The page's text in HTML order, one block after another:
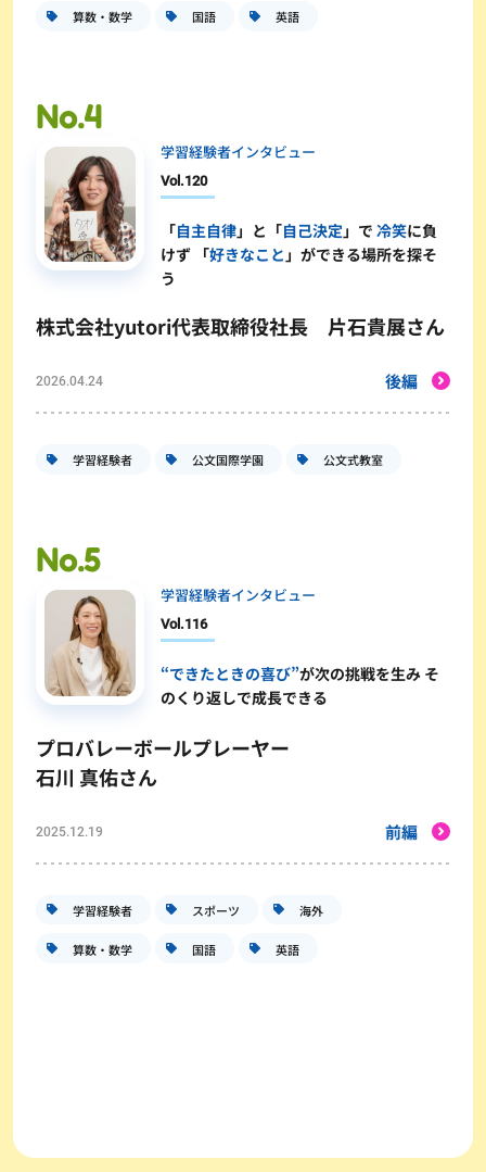
算数・数学 国語 英語
学習経験者インタビュー
Vol.120
「自主自律」と「自己決定 」で冷笑に負
けず 「好きなこと 」ができる場所を探そ
う
株式会社yutori代表取締役社長 片石貴展さん
2026.04.24 後編
学習経験者 公文国際学園 公文式教室
学習経験者インタビュー
Vol.116
“できたときの喜び”が次の挑戦を生み そ
のくり返しで成長できる
プロバレーボールプレーヤー
石川 真佑さん
2025.12.19 前編
学習経験者 スポーツ 海外
算数・数学 国語 英語